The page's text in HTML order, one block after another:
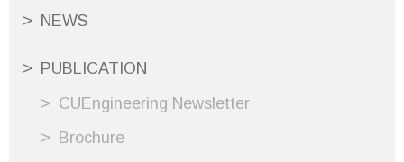
NEWS
PUBLICATION
CUEngineering Newsletter
Brochure